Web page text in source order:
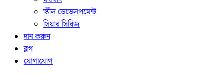
স্কীল ডেভেলপমেন্ট
সিয়ার সিরিজ
দান করুন
ব্লগ
যোগাযোগ